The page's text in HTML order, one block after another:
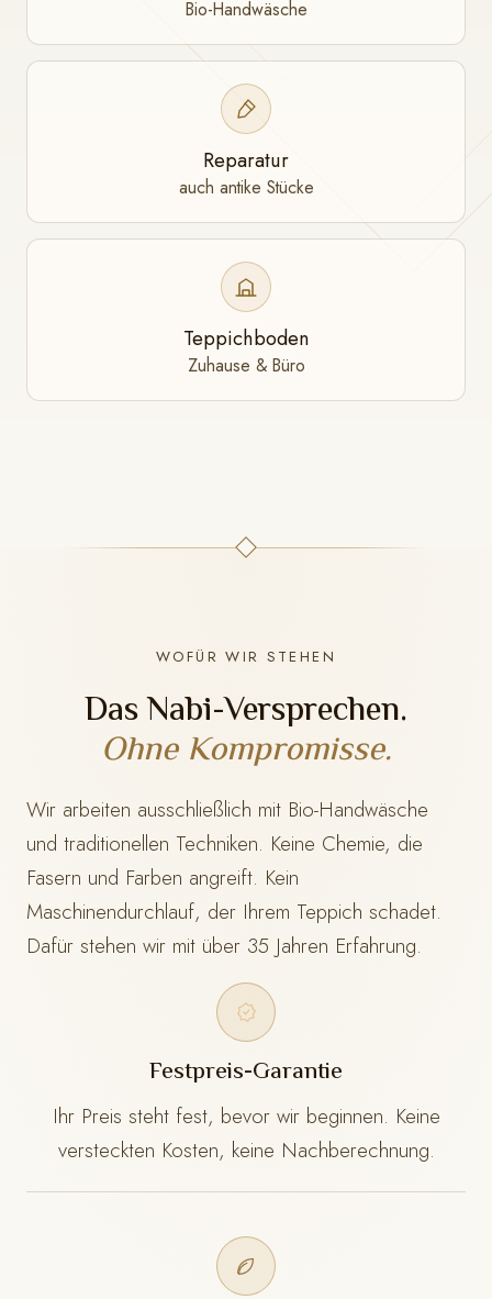
Bio-Handwäsche
Reparatur
auch antike Stücke
Teppichboden
Zuhause & Büro
WOFÜR WIR STEHEN
Das Nabi-Versprechen.
Ohne Kompromisse.
Wir arbeiten ausschließlich mit Bio-Handwäsche
und traditionellen Techniken. Keine Chemie, die
Fasern und Farben angreift. Kein
Maschinendurchlauf, der Ihrem Teppich schadet.
Dafür stehen wir mit über 35 Jahren Erfahrung.
Festpreis-Garantie
Ihr Preis steht fest, bevor wir beginnen. Keine
versteckten Kosten, keine Nachberechnung.